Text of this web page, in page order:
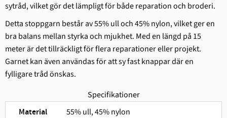
sytråd, vilket gör det lämpligt för både reparation och broderi.
Detta stoppgarn består av 55% ull och 45% nylon, vilket ger en
bra balans mellan styrka och mjukhet. Med en längd på 15
meter är det tillräckligt för flera reparationer eller projekt.
Garnet kan även användas för att sy fast knappar där en
fylligare tråd önskas.
Specifikationer
Material 55% ull, 45% nylon